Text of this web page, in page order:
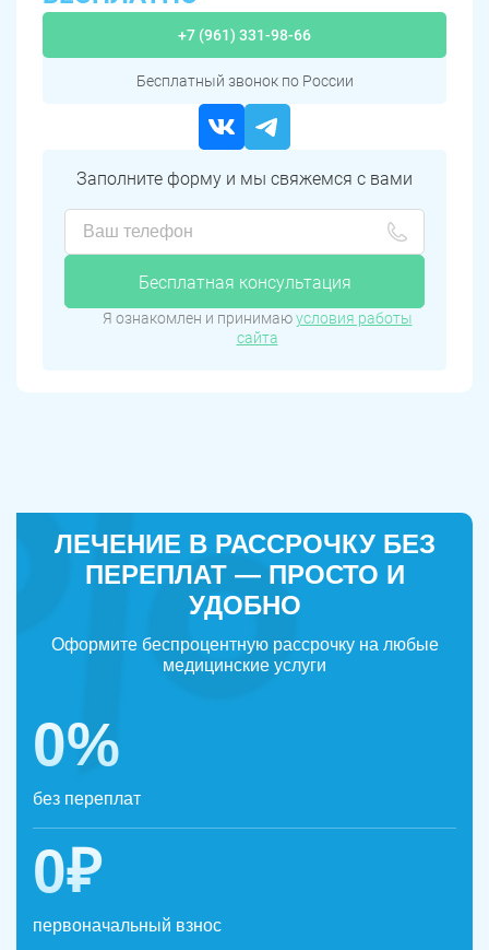
+7 (961) 331-98-66
Бесплатный звонок по России
Заполните форму и мы свяжемся с вами
Бесплатная консультация
Я ознакомлен и принимаюусловия работы
сайта
ЛЕЧЕНИЕ В РАССРОЧКУ БЕЗ
ПЕРЕПЛАТ — ПРОСТО И
УДОБНО
Оформите беспроцентную рассрочку на любые
медицинские услуги
0%
без переплат
0₽
первоначальный взнос